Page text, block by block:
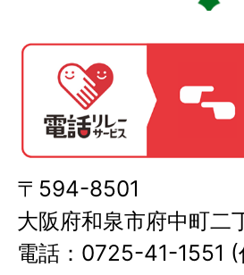
〒594-8501
大阪府和泉市府中町二
電話：0725-41-